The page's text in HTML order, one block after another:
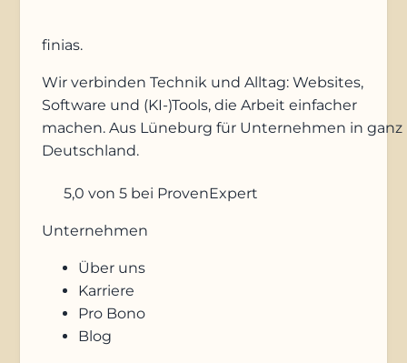
finias.
Wir verbinden Technik und Alltag: Websites,
Software und (KI-)Tools, die Arbeit einfacher
machen. Aus Lüneburg für Unternehmen in ganz
Deutschland.
5,0 von 5 bei ProvenExpert
Unternehmen
Über uns
Karriere
Pro Bono
Blog